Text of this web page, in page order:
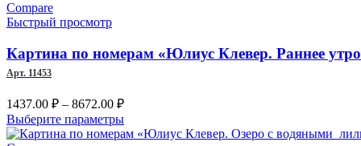
Опции
можно
странице
товара.
Compare
Быстрый просмотр
Картина по номерам «Юлиус Клевер. Раннее
Арт. 11453
1437.00 ₽ – 8672.00 ₽Диапазон
цен:
1437.00 ₽
Выберите параметрыЭтот
товар